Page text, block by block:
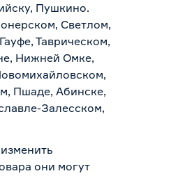
Пушкино.
Светлом,
Таврическом,
Нижней Омке,
Пшаде, Абинске,
Залесском,
они могут